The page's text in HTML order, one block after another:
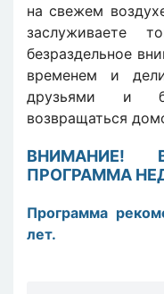
на свежем
заслуживаете
безраздельное
временем и
друзьями и
возвращаться
ВНИМАНИЕ!
ПРОГРАММА
Программа
лет.